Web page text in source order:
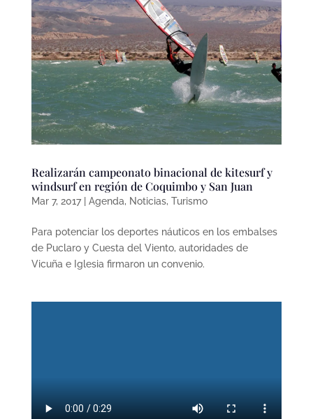
Realizarán campeonato binacional de kitesurf y
windsurf en región de Coquimbo y San Juan
Mar 7, 2017| Agenda, Noticias, Turismo
Para potenciar los deportes náuticos en los embalses
de Puclaro y Cuesta del Viento, autoridades de
Vicuña e Iglesia firmaron un convenio.